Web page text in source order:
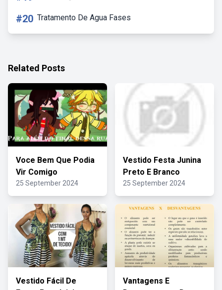
#20 Tratamento De Agua Fases
Related Posts
Voce Bem Que Podia
Vir Comigo
25 September 2024
Vestido Festa Junina
Preto E Branco
25 September 2024
Vestido Fácil De
Vantagens E